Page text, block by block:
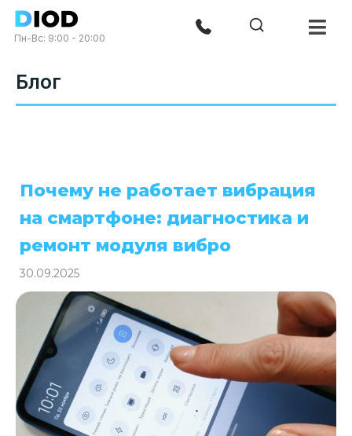
Пн-Вс: 9:00 - 20:00
Блог
Почему не работает вибрация
на смартфоне: диагностика и
ремонт модуля вибро
30.09.2025